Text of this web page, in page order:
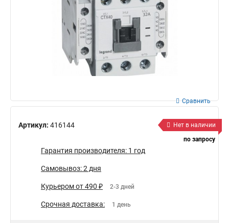
Артикул: 416144
Сравнить
Нет в наличии
по запросу
Гарантия производителя: 1 год
Самовывоз: 2 дня
Курьером от 490 ₽ 2-3 дней
Срочная доставка: 1 день